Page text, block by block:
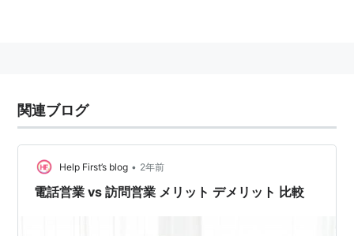
関連ブログ
Help First’s blog • 2年前
電話営業 vs 訪問営業 メリット デメリット 比較